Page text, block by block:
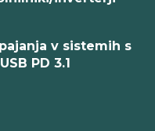
v sistemih s
PD 3.1